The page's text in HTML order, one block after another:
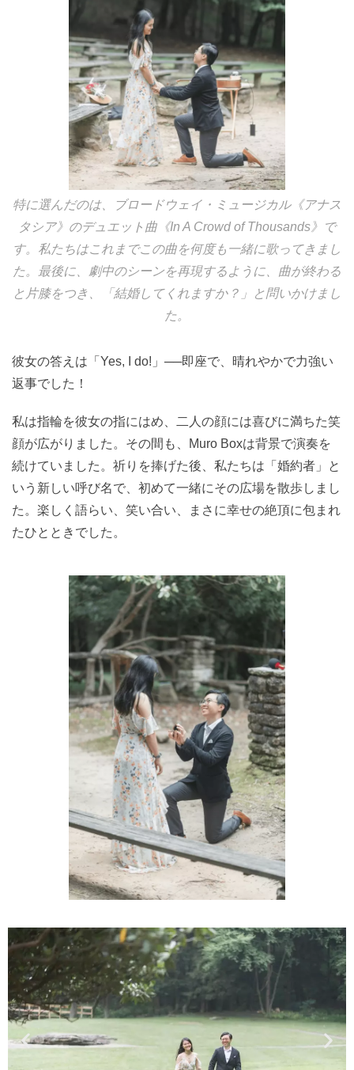
特に選んだのは、ブロードウェイ・ミュージカル《アナス
タシア》のデュエット曲《In A Crowd of Thousands》で
す。私たちはこれまでこの曲を何度も一緒に歌ってきまし
た。最後に、劇中のシーンを再現するように、曲が終わる
と片膝をつき、「結婚してくれますか？」と問いかけまし
た。
彼女の答えは「Yes, I do!」──即座で、晴れやかで力強い
返事でした！
私は指輪を彼女の指にはめ、二人の顔には喜びに満ちた笑
顔が広がりました。その間も、Muro Boxは背景で演奏を
続けていました。祈りを捧げた後、私たちは「婚約者」と
いう新しい呼び名で、初めて一緒にその広場を散歩しまし
た。楽しく語らい、笑い合い、まさに幸せの絶頂に包まれ
たひとときでした。